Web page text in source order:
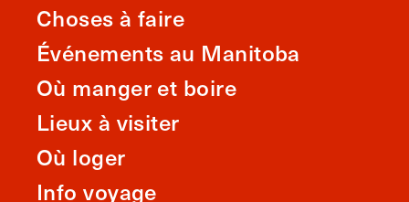
Choses à faire
Événements au Manitoba
Où manger et boire
Lieux à visiter
Où loger
Info voyage